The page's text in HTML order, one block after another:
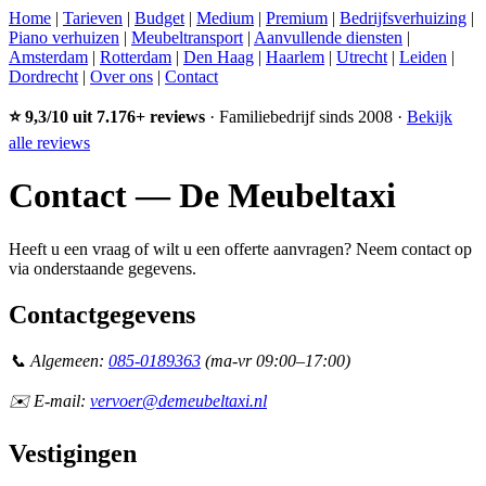
Home | Tarieven | Budget | Medium | Premium | Bedrijfsverhuizing |
Piano verhuizen | Meubeltransport | Aanvullende diensten |
Amsterdam | Rotterdam | Den Haag | Haarlem | Utrecht | Leiden |
Dordrecht | Over ons | Contact
⭐ 9,3/10 uit 7.176+ reviews · Familiebedrijf sinds 2008 · Bekijk
alle reviews
Contact — De Meubeltaxi
Heeft u een vraag of wilt u een offerte aanvragen? Neem contact op
via onderstaande gegevens.
Contactgegevens
📞 Algemeen: 085-0189363 (ma-vr 09:00–17:00)
✉️ E-mail: vervoer@demeubeltaxi.nl
Vestigingen